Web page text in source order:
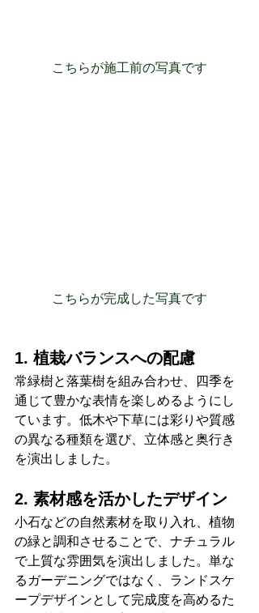
こちらが施工前の写真です
こちらが完成した写真です
1. 植栽バランスへの配慮
常緑樹と落葉樹を組み合わせ、四季を
通じて豊かな表情を楽しめるようにし
ています。低木や下草には彩りや質感
の異なる種類を選び、立体感と奥行き
を演出しました。
2. 素材感を活かしたデザイン
小石などの自然素材を取り入れ、植物
の緑と調和させることで、ナチュラル
で上質な雰囲気を演出しました。単な
るガーデニングではなく、ランドスケ
ープデザインとして完成度を高めるた